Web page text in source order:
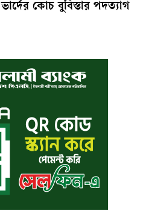
ভার্দের কোচ বুবিস্তার পদত্যাগ